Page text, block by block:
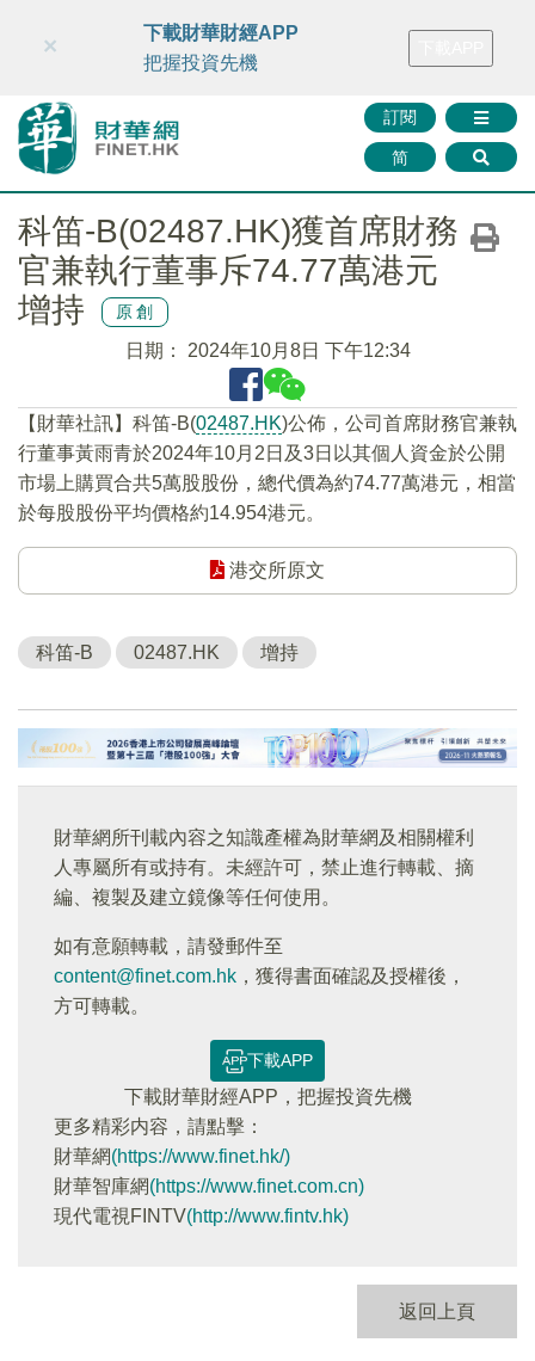
財華智庫網 FINTV FINMETA 財華證券 媒體矩陣
訂閱
简
×
下載財華財經APP
把握投資先機
科笛-B(02487.HK)獲首席財務
官兼執行董事斥74.77萬港元
增持
原創
日期： 2024年10月8日 下午12:34
【財華社訊】科笛-B(02487.HK)公佈，公司首席財務官兼執
行董事黃雨青於2024年10月2日及3日以其個人資金於公開
市場上購買合共5萬股股份，總代價為約74.77萬港元，相當
於每股股份平均價格約14.954港元。
港交所原文
科笛-B 02487.HK 增持
財華網所刊載內容之知識產權為財華網及相關權利
人專屬所有或持有。未經許可，禁止進行轉載、摘
編、複製及建立鏡像等任何使用。
如有意願轉載，請發郵件至
content@finet.com.hk ，獲得書面確認及授權後，
方可轉載。
下載APP
下載財華財經APP，把握投資先機
更多精彩内容，請點擊：
財華網(https://www.finet.hk/)
財華智庫網(https://www.finet.com.cn)
現代電視FINTV(http://www.fintv.hk)
返回上頁